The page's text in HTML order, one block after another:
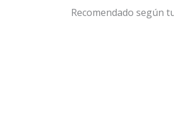
Recomendado según